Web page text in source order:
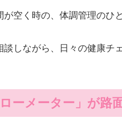
空く時の、体調管理のひ
しながら、日々の健康チ
ローメーター」が